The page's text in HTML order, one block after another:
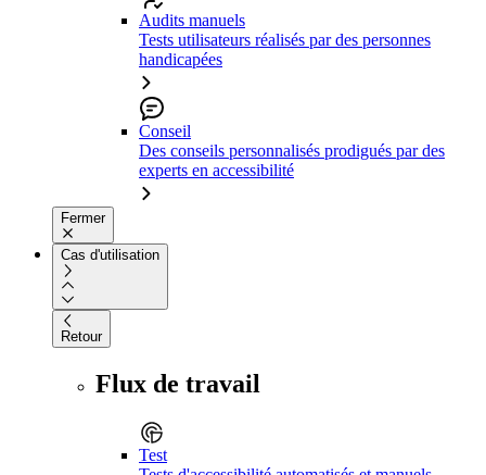
Audits manuels
Tests utilisateurs réalisés par des personnes
handicapées
Conseil
Des conseils personnalisés prodigués par des
experts en accessibilité
Fermer
Cas d'utilisation
Retour
Flux de travail
Test